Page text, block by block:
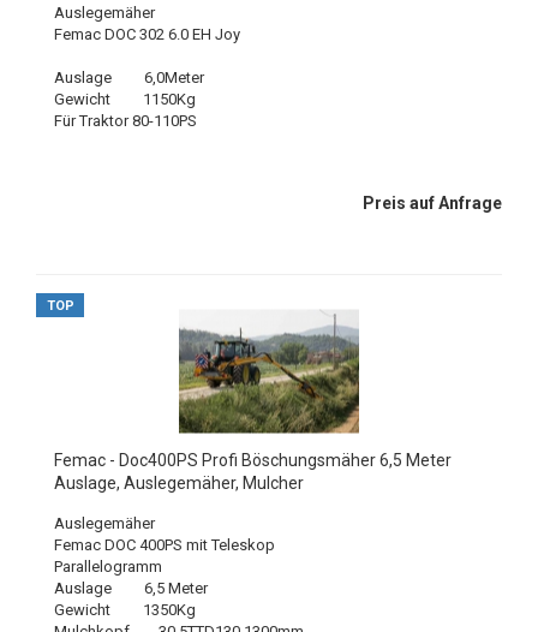
Auslegemäher
Femac DOC 302 6.0 EH Joy
Auslage 6,0Meter
Gewicht 1150Kg
Für Traktor 80-110PS
Preis auf Anfrage
TOP
Femac - Doc400PS Profi Böschungsmäher 6,5 Meter
Auslage, Auslegemäher, Mulcher
Auslegemäher
Femac DOC 400PS mit Teleskop
Parallelogramm
Auslage 6,5 Meter
Gewicht 1350Kg